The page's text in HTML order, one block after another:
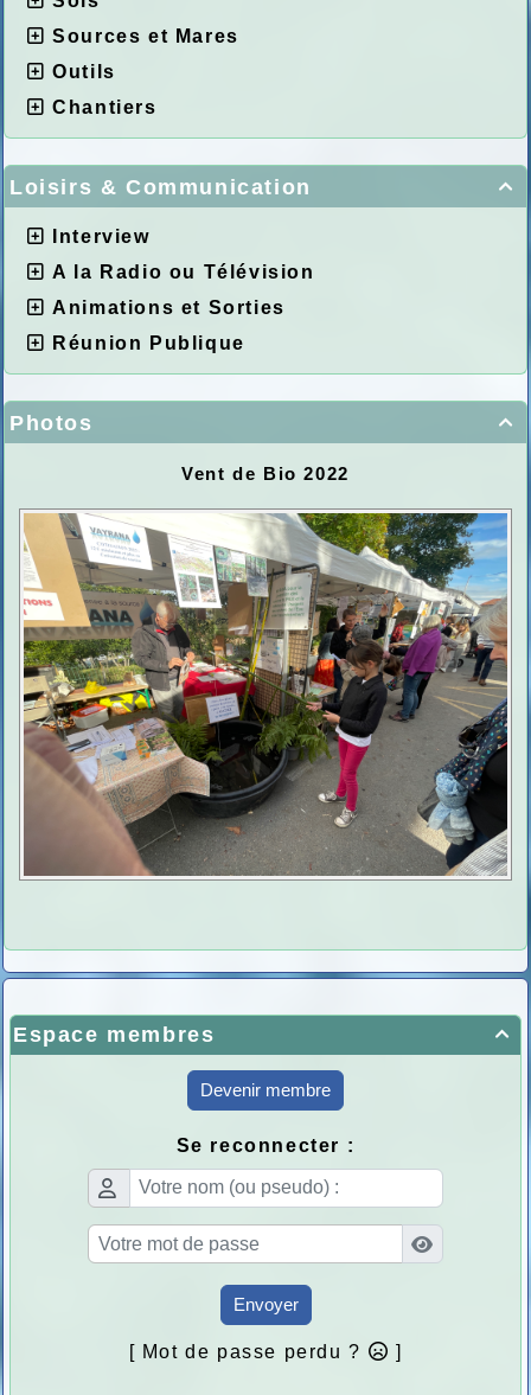
Sources et Mares
Outils
Chantiers

Loisirs & Communication
Interview
A la Radio ou Télévision
Animations et Sorties
Réunion Publique

Photos
Vent de Bio 2022

Espace membres
Devenir membre
Se reconnecter :
Envoyer
[ Mot de passe perdu ? ]